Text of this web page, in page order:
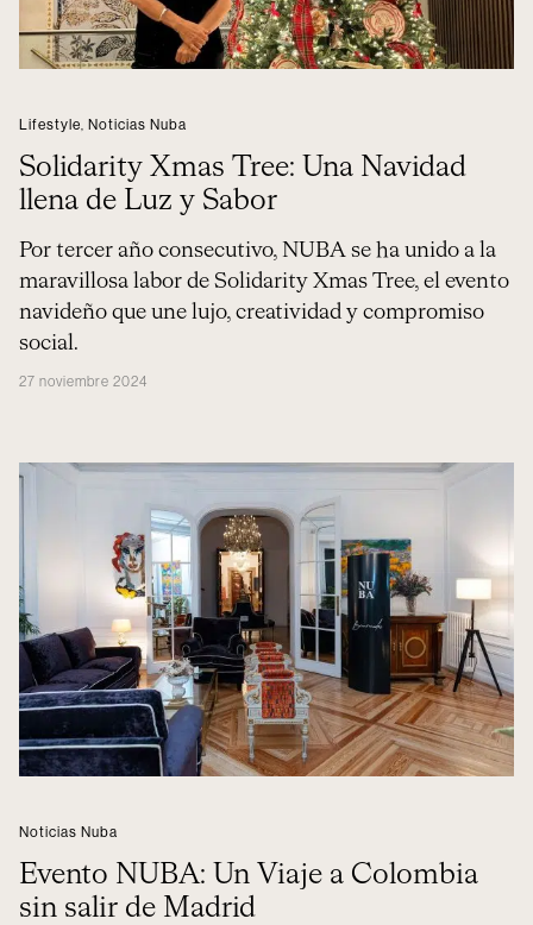
Lifestyle Noticias Nuba
Solidarity Xmas Tree: Una Navidad
llena de Luz y Sabor
Por tercer año consecutivo, NUBA se ha unido a la
maravillosa labor de Solidarity Xmas Tree, el evento
navideño que une lujo, creatividad y compromiso
social.
27 noviembre 2024
Noticias Nuba
Evento NUBA: Un Viaje a Colombia
sin salir de Madrid